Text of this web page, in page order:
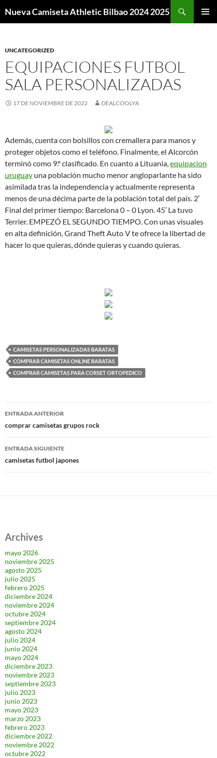
Nueva Camiseta Athletic Bilbao 2024 2025
UNCATEGORIZED
EQUIPACIONES FUTBOL
SALA PERSONALIZADAS
17 DE NOVIEMBRE DE 2022 DEALCOOLYA
Además, cuenta con bolsillos con cremallera para manos y
proteger objetos como el teléfono. Finalmente, el Alcorcón
terminó como 9.º clasificado. En cuanto a Lituania,equipacion
uruguay una población mucho menor angloparlante ha sido
asimilada tras la independencia y actualmente representa
menos de una décima parte de la población total del país. 2′
Final del primer tiempo: Barcelona 0 – 0 Lyon. 45′ La tuvo
Terrier. EMPEZÓ EL SEGUNDO TIEMPO. Con unas visuales
en alta definición, Grand Theft Auto V te ofrece la libertad de
hacer lo que quieras, dónde quieras y cuando quieras.
CAMISETAS PERSONALIZADAS BARATAS
COMPRAR CAMISETAS ONLINE BARATAS
COMPRAR CAMISETAS PARA CORSET ORTOPEDICO
Navegación
de
entradas
ENTRADA ANTERIOR
comprar camisetas grupos rock
ENTRADA SIGUIENTE
camisetas futbol japones
Archives
mayo 2026
noviembre 2025
agosto 2025
julio 2025
febrero 2025
diciembre 2024
noviembre 2024
octubre 2024
septiembre 2024
agosto 2024
julio 2024
junio 2024
mayo 2024
diciembre 2023
noviembre 2023
septiembre 2023
julio 2023
junio 2023
mayo 2023
marzo 2023
febrero 2023
diciembre 2022
noviembre 2022
octubre 2022